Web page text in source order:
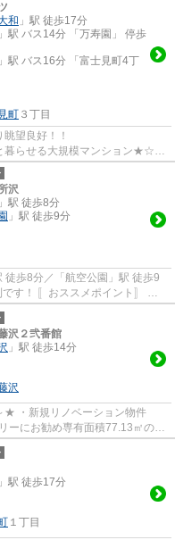
和 」駅 徒歩17分
」駅 バス14分 「万寿園」 停歩
」駅 バス16分 「富士見町4丁
町 ３丁目
望良好！！
模マンション★☆★
予定！ ◎大切なペット...
沢
」駅 徒歩8分
」駅 徒歩9分
徒歩8分／「航空公園」駅 徒歩9
ント〛 ●
...
沢２弐番館
」駅 徒歩14分
沢
件
ーにお勧め専有面積77.13㎡の
す（細則...
」駅 徒歩17分
１丁目